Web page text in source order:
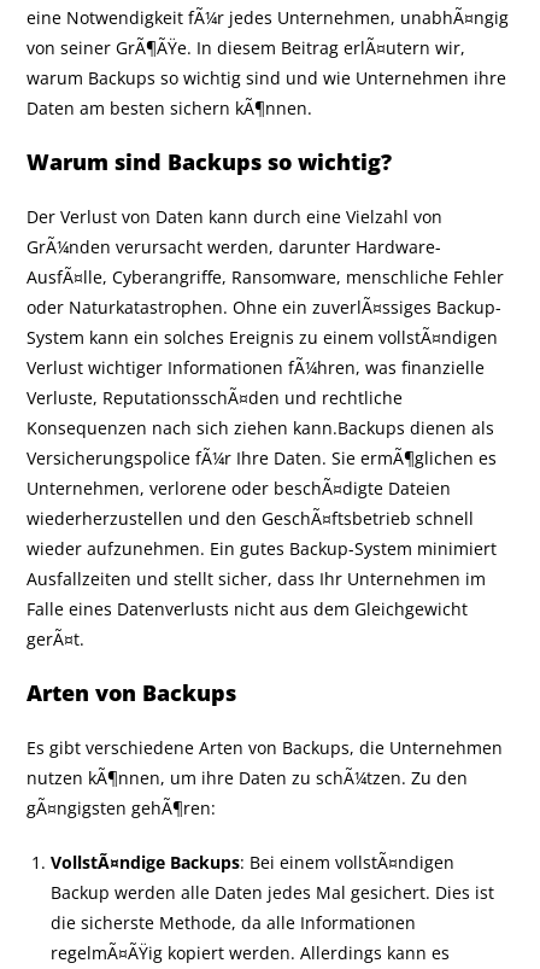
eine Notwendigkeit fÃ¼r jedes Unternehmen, unabhÃ¤ngig
von seiner GrÃ¶ÃŸe. In diesem Beitrag erlÃ¤utern wir,
warum Backups so wichtig sind und wie Unternehmen ihre
Daten am besten sichern kÃ¶nnen.
Warum sind Backups so wichtig?
Der Verlust von Daten kann durch eine Vielzahl von
GrÃ¼nden verursacht werden, darunter Hardware-
AusfÃ¤lle, Cyberangriffe, Ransomware, menschliche Fehler
oder Naturkatastrophen. Ohne ein zuverlÃ¤ssiges Backup-
System kann ein solches Ereignis zu einem vollstÃ¤ndigen
Verlust wichtiger Informationen fÃ¼hren, was finanzielle
Verluste, ReputationsschÃ¤den und rechtliche
Konsequenzen nach sich ziehen kann.Backups dienen als
Versicherungspolice fÃ¼r Ihre Daten. Sie ermÃ¶glichen es
Unternehmen, verlorene oder beschÃ¤digte Dateien
wiederherzustellen und den GeschÃ¤ftsbetrieb schnell
wieder aufzunehmen. Ein gutes Backup-System minimiert
Ausfallzeiten und stellt sicher, dass Ihr Unternehmen im
Falle eines Datenverlusts nicht aus dem Gleichgewicht
gerÃ¤t.
Arten von Backups
Es gibt verschiedene Arten von Backups, die Unternehmen
nutzen kÃ¶nnen, um ihre Daten zu schÃ¼tzen. Zu den
gÃ¤ngigsten gehÃ¶ren:
VollstÃ¤ndige Backups: Bei einem vollstÃ¤ndigen
Backup werden alle Daten jedes Mal gesichert. Dies ist
die sicherste Methode, da alle Informationen
regelmÃ¤ÃŸig kopiert werden. Allerdings kann es